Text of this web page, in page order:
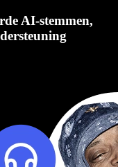
AI-stemmen,